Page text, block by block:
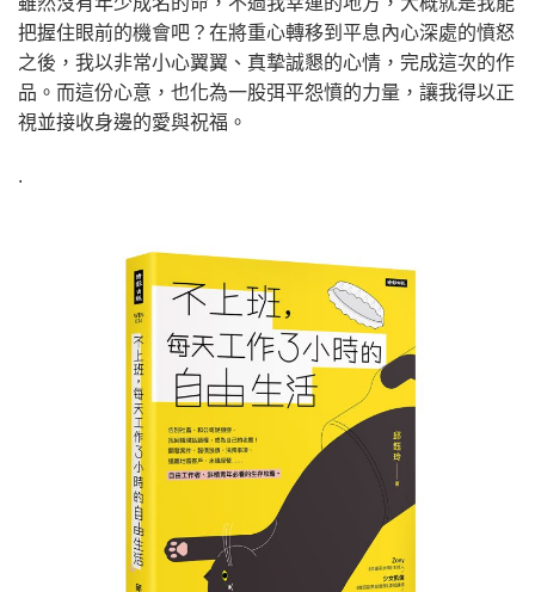
把握住眼前的機會吧？在將重心轉移到平息內心深處的憤怒
之後，我以非常小心翼翼、真摯誠懇的心情，完成這次的作
品。而這份心意，也化為一股弭平怨憤的力量，讓我得以正
視並接收身邊的愛與祝福。
.